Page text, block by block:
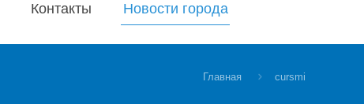
Контакты Новости города
Главная cursmi